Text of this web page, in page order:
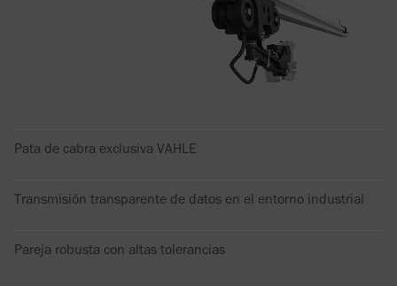
Pata de cabra exclusiva VAHLE
Transmisión transparente de datos en el entorno industrial
Pareja robusta con altas tolerancias